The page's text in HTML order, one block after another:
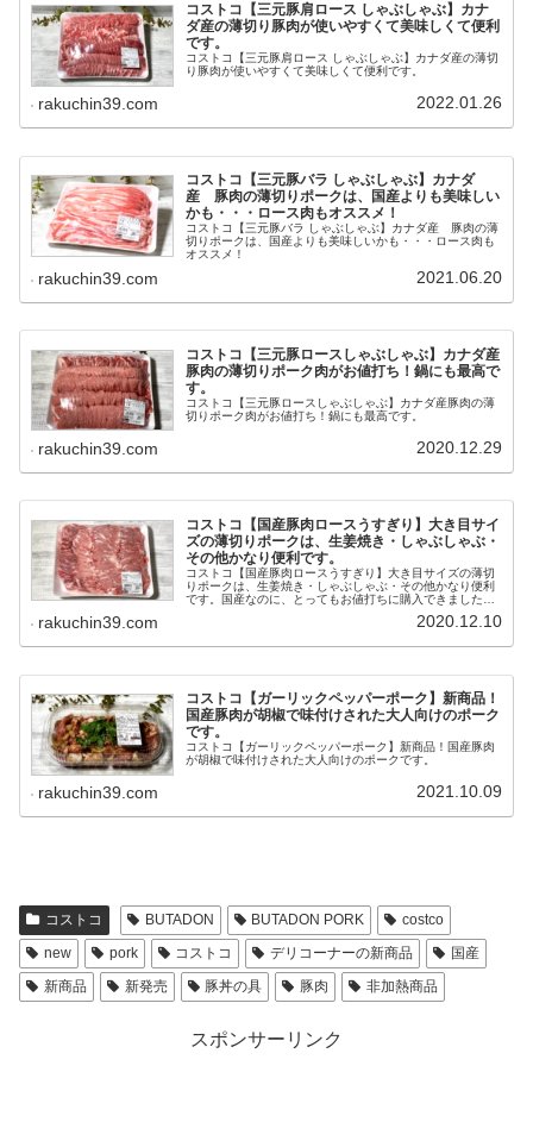
コストコ【三元豚肩ロース しゃぶしゃぶ】カナ
ダ産の薄切り豚肉が使いやすくて美味しくて便利
です。
コストコ【三元豚肩ロース しゃぶしゃぶ】カナダ産の薄切
り豚肉が使いやすくて美味しくて便利です。
rakuchin39.com 2022.01.26
コストコ【三元豚バラ しゃぶしゃぶ】カナダ
産 豚肉の薄切りポークは、国産よりも美味しい
かも・・・ロース肉もオススメ！
コストコ【三元豚バラ しゃぶしゃぶ】カナダ産 豚肉の薄
切りポークは、国産よりも美味しいかも・・・ロース肉も
オススメ！
rakuchin39.com 2021.06.20
コストコ【三元豚ロースしゃぶしゃぶ】カナダ産
豚肉の薄切りポーク肉がお値打ち！鍋にも最高で
す。
コストコ【三元豚ロースしゃぶしゃぶ】カナダ産豚肉の薄
切りポーク肉がお値打ち！鍋にも最高です。
rakuchin39.com 2020.12.29
コストコ【国産豚肉ロースうすぎり】大き目サイ
ズの薄切りポークは、生姜焼き・しゃぶしゃぶ・
その他かなり便利です。
コストコ【国産豚肉ロースうすぎり】大き目サイズの薄切
りポークは、生姜焼き・しゃぶしゃぶ・その他かなり便利
です。国産なのに、とってもお値打ちに購入できました。
rakuchin39.com 2020.12.10
コストコ【ガーリックペッパーポーク】新商品！
国産豚肉が胡椒で味付けされた大人向けのポーク
です。
コストコ【ガーリックペッパーポーク】新商品！国産豚肉
が胡椒で味付けされた大人向けのポークです。
rakuchin39.com 2021.10.09
コストコ BUTADON BUTADON PORK
costco
new
pork コストコ デリコーナーの新商品
国産
新商品
新発売 豚丼の具 豚肉 非加熱商品
スポンサーリンク